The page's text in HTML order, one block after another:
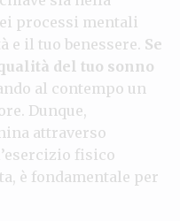
processi mentali
e il tuo benessere. Se
del tuo sonno
al contempo un
Dunque,
attraverso
fisico
è fondamentale per